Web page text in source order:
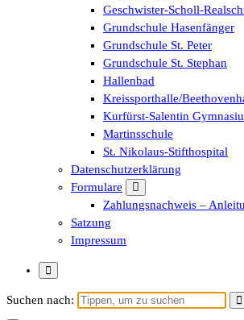
Geschwister-Scholl-
Grundschule Hasenfänger
Grundschule St. Peter
Grundschule St. Stephan
Hallenbad
Kreissporthalle/
Kurfürst-Salentin
Martinsschule
St. Nikolaus-Stifthospital
Datenschutzerklärung
Formulare
Zahlungsnachweis –
Satzung
Impressum
Suchen nach: